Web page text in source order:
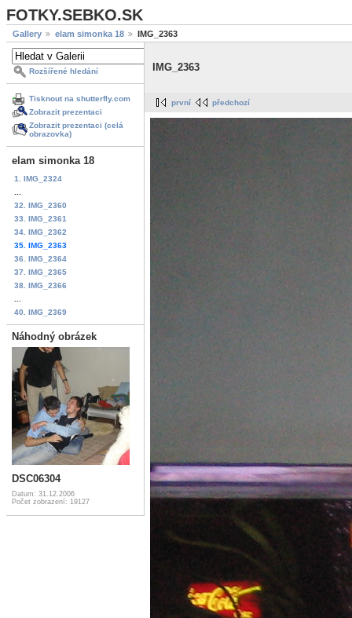
FOTKY.SEBKO.SK
Gallery elam simonka 18 IMG_2363
Rozšířené hledání
Tisknout na shutterfly.com
Zobrazit prezentaci
Zobrazit prezentaci (celá
obrazovka)
elam simonka 18
1. IMG_2324
32. IMG_2360
33. IMG_2361
34. IMG_2362
35. IMG_2363
36. IMG_2364
37. IMG_2365
38. IMG_2366
40. IMG_2369
Náhodný obrázek
DSC06304
Datum: 31.12.2006
Počet zobrazení: 19127
IMG_2363
první předchozí